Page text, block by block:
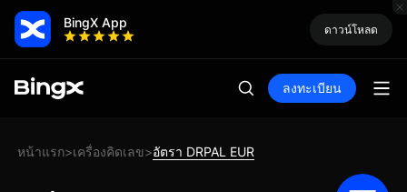
BingX App ดาวน์โหลด
ลงทะเบียน
หน้าแรก>เครื่องคิดเลข>อัตรา DRPAL EUR